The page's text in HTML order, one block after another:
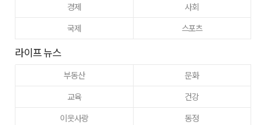
경제
사회
국제
스포츠
라이프 뉴스
부동산
문화
교육
건강
이웃사랑
동정